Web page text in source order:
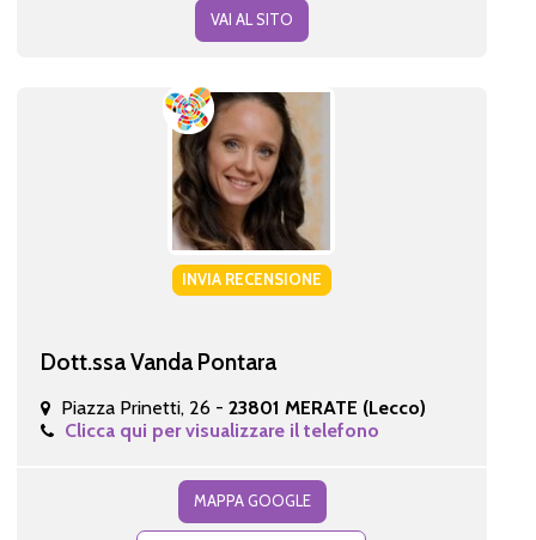
VAI AL SITO
INVIA RECENSIONE
Dott.ssa Vanda Pontara
Piazza Prinetti, 26 - 23801 MERATE (Lecco)
Clicca qui per visualizzare il telefono
MAPPA GOOGLE